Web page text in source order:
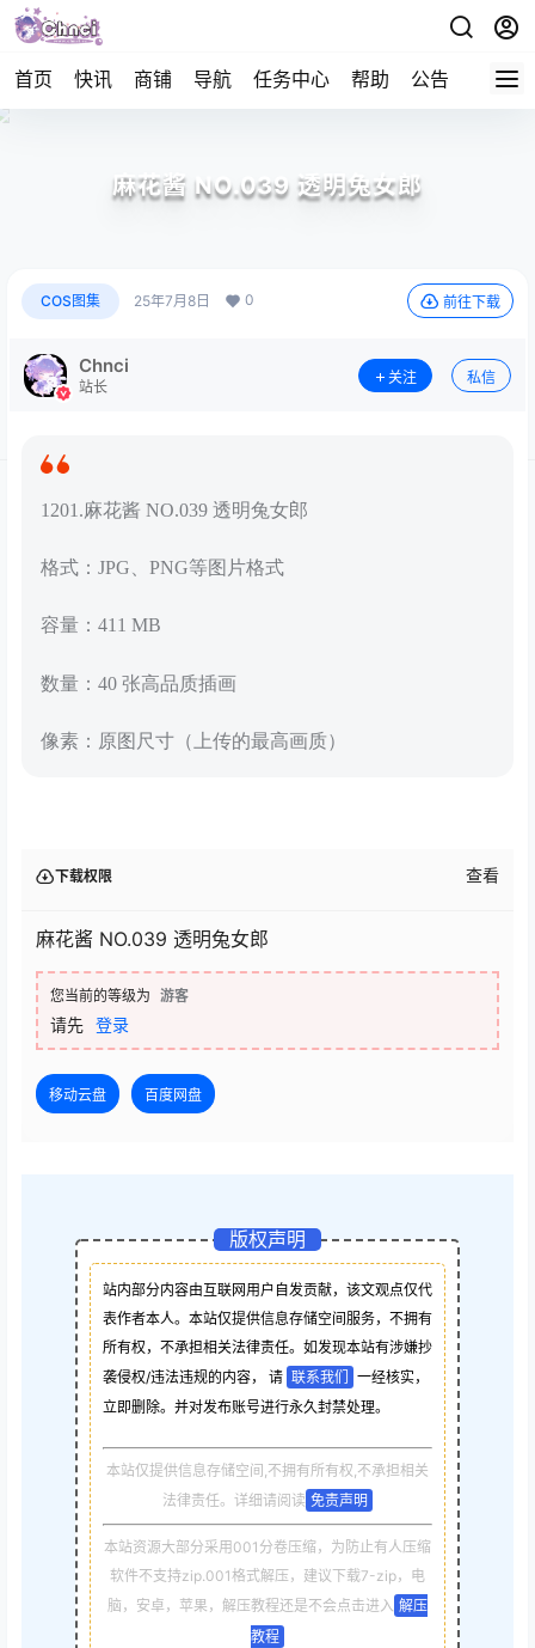
首页 快讯 商铺 导航 任务中心 帮助 公告 APP下
麻花酱 NO.039 透明兔女郎
COS图集 25年7月8日 0 前往下载
Chnci
站长
关注 私信
1201.麻花酱 NO.039 透明兔女郎
格式：JPG、PNG等图片格式
容量：411 MB
数量：40 张高品质插画
像素：原图尺寸（上传的最高画质）
下载权限 查看
麻花酱 NO.039 透明兔女郎
您当前的等级为 游客
请先 登录
移动云盘 百度网盘
版权声明
站内部分内容由互联网用户自发贡献，该文观点仅代
表作者本人。本站仅提供信息存储空间服务，不拥有
所有权，不承担相关法律责任。如发现本站有涉嫌抄
袭侵权/违法违规的内容， 请 联系我们
一经核实，
立即删除。并对发布账号进行永久封禁处理。
本站仅提供信息存储空间,不拥有所有权,不承担相关
法律责任。详细请阅读 免责声明
本站资源大部分采用001分卷压缩，为防止有人压缩
软件不支持zip.001格式解压，建议下载7-zip，电
脑，安卓，苹果，解压教程还是不会点击进入 解压
教程